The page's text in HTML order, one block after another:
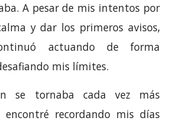
A pesar de mis intentos por
y dar los primeros avisos,
actuando de forma
mis límites.
se tornaba cada vez más
recordando mis días